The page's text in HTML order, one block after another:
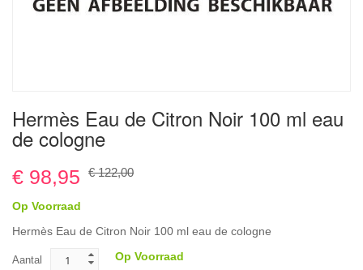
naar
het
begin
de
afbeeldingen-
Hermès Eau de Citron Noir 100 ml eau
de cologne
€ 98,95 € 122,00
Op Voorraad
Hermès Eau de Citron Noir 100 ml eau de cologne
Aantal Op Voorraad